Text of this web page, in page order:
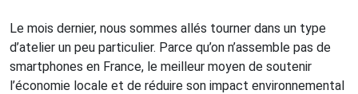
Le mois dernier, nous sommes allés tourner dans un type
d’atelier un peu particulier. Parce qu’on n’assemble pas de
smartphones en France, le meilleur moyen de soutenir
l’économie locale et de réduire son impact environnemental